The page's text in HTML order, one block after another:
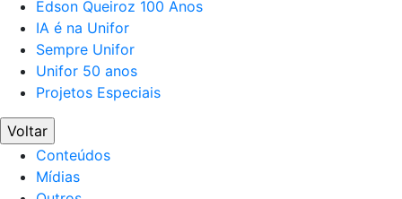
Edson Queiroz 100 Anos
IA é na Unifor
Sempre Unifor
Unifor 50 anos
Projetos Especiais
Voltar
Conteúdos
Mídias